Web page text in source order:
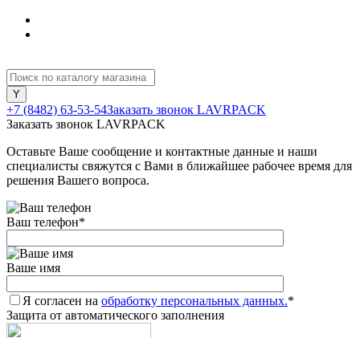
+7 (8482) 63-53-54Заказать звонок LAVRPACK
Заказать звонок LAVRPACK
Оставьте Ваше сообщение и контактные данные и наши
специалисты свяжутся с Вами в ближайшее рабочее время для
решения Вашего вопроса.
Ваш телефон*
Ваше имя
Я согласен на обработку персональных данных.*
Защита от автоматического заполнения